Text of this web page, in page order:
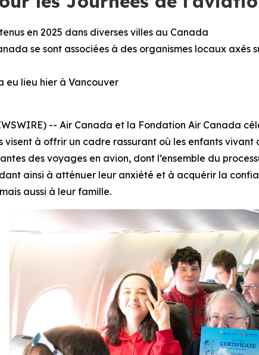
en 2025 dans diverses villes au Canada
se sont associées à des organismes locaux axés
eu lieu hier à Vancouver
-- Air Canada et la Fondation Air Canada
visent à offrir un cadre rassurant où les enfants
des voyages en avion, dont l’ensemble du
ainsi à atténuer leur anxiété et à acquérir la
aussi à leur famille.